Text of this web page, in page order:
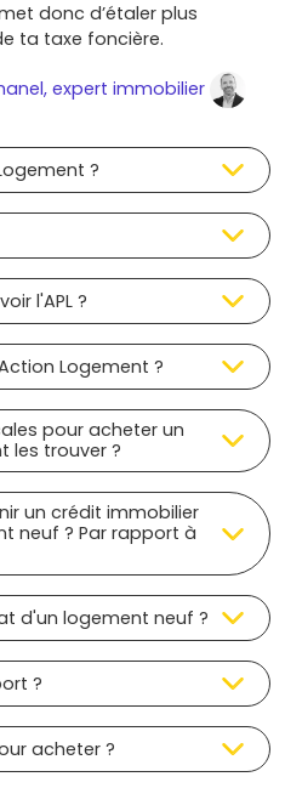
donc d’étaler plus
ta taxe foncière.
, expert immobilier
?
l'APL ?
Logement ?
pour acheter un
les trouver ?
un crédit immobilier
neuf ? Par rapport à
d'un logement neuf ?
?
acheter ?